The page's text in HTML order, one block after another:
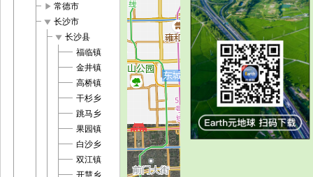
play_arrow 常德市
play_arrow 长沙市
play_arrow 长沙县
福临镇
金井镇
高桥镇
干杉乡
跳马乡
果园镇
白沙乡
双江镇
开慧乡